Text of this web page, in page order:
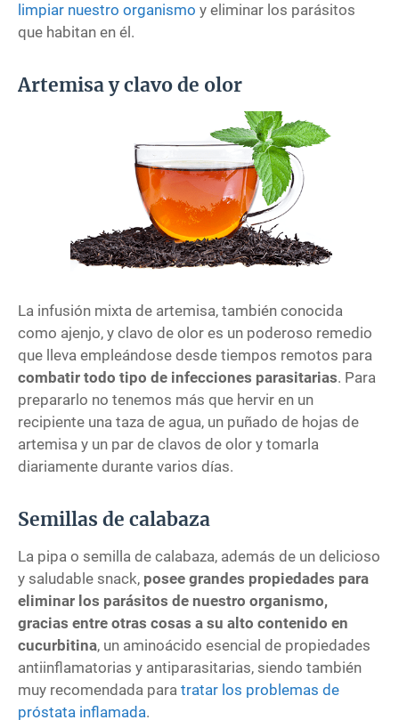
limpiar nuestro organismo y eliminar los parásitos
que habitan en él.
Artemisa y clavo de olor
La infusión mixta de artemisa, también conocida
como ajenjo, y clavo de olor es un poderoso remedio
que lleva empleándose desde tiempos remotos para
combatir todo tipo de infecciones parasitarias. Para
prepararlo no tenemos más que hervir en un
recipiente una taza de agua, un puñado de hojas de
artemisa y un par de clavos de olor y tomarla
diariamente durante varios días.
Semillas de calabaza
La pipa o semilla de calabaza, además de un delicioso
y saludable snack, posee grandes propiedades para
eliminar los parásitos de nuestro organismo,
gracias entre otras cosas a su alto contenido en
cucurbitina, un aminoácido esencial de propiedades
antiinflamatorias y antiparasitarias, siendo también
muy recomendada para tratar los problemas de
próstata inflamada.